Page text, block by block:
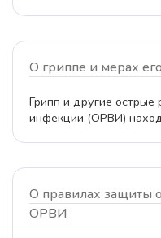
О гриппе и мерах
Грипп и другие острые
инфекции (ОРВИ)
О правилах защиты
ОРВИ